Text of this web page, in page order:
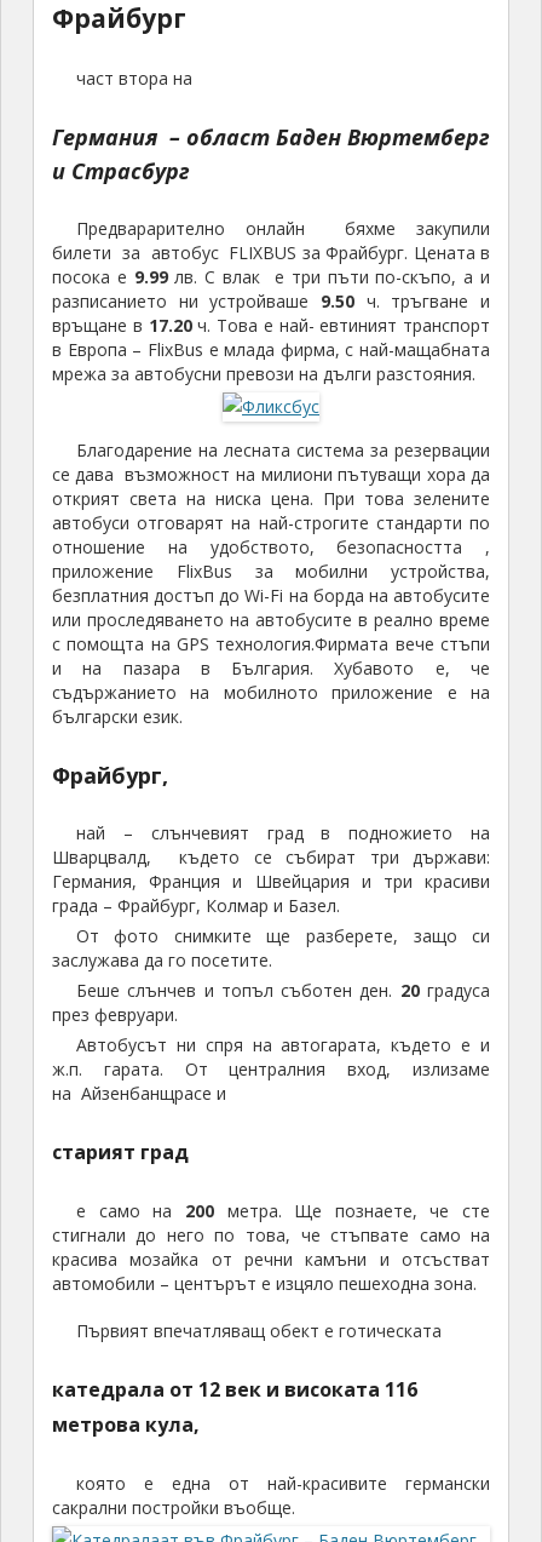
Фрайбург
част втора на
Германия – област Баден Вюртемберг
и Страсбург
Предварарително онлайн бяхме закупили
билети за автобус FLIXBUS за Фрайбург. Цената в
посока е 9.99лв. С влак е три пъти по-скъпо, а и
разписанието ни устройваше 9.50 ч. тръгване и
връщане в 17.20ч. Това е най- евтиният транспорт
в Европа – FlixBus е млада фирма, с най-мащабната
мрежа за автобусни превози на дълги разстояния.
Благодарение на лесната система за резервации
се дава възможност на милиони пътуващи хора да
открият света на ниска цена. При това зелените
автобуси отговарят на най-строгите стандарти по
отношение на удобството, безопасността ,
приложение FlixBus за мобилни устройства,
безплатния достъп до Wi-Fi на борда на автобусите
или проследяването на автобусите в реално време
с помощта на GPS технология.Фирмата вече стъпи
и на пазара в България. Хубавото е, че
съдържанието на мобилното приложение е на
български език.
Фрайбург,
най – слънчевият град в подножието на
Шварцвалд, където се събират три държави:
Германия, Франция и Швейцария и три красиви
града – Фрайбург, Колмар и Базел.
От фото снимките ще разберете, защо си
заслужава да го посетите.
Беше слънчев и топъл съботен ден. 20градуса
през февруари.
Автобусът ни спря на автогарата, където е и
ж.п. гарата. От централния вход, излизаме
на Айзенбанщрасе и
старият град
е само на 200метра. Ще познаете, че сте
стигнали до него по това, че стъпвате само на
красива мозайка от речни камъни и отсъстват
автомобили – центърът е изцяло пешеходна зона.
Първият впечатляващ обект е готическата
катедрала от 12 век и високата 116
метрова кула,
която е една от най-красивите германски
сакрални постройки въобще.